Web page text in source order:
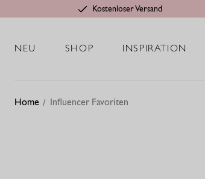
Kostenloser Versand
NEU SHOP INSPIRATION
Home Influencer Favoriten